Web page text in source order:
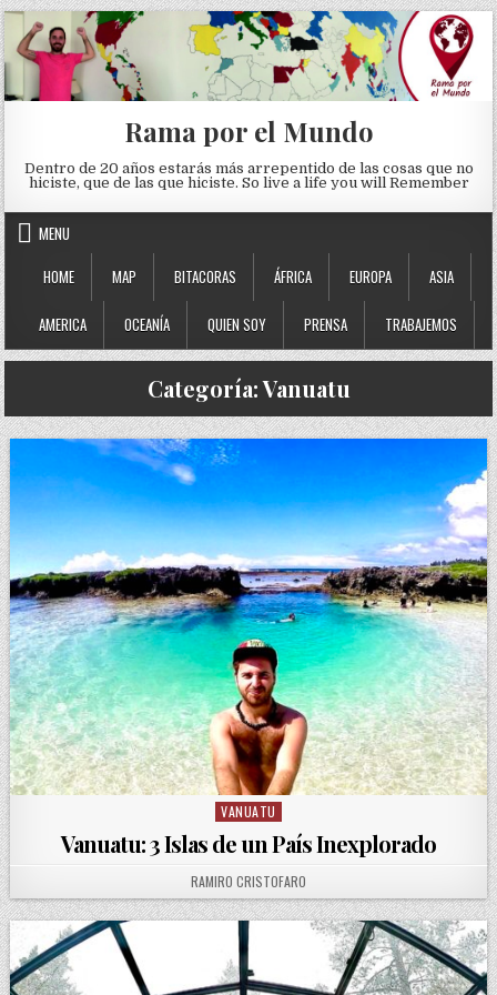
Skip to content
Rama por el Mundo
Dentro de 20 años estarás más arrepentido de las cosas que no
hiciste, que de las que hiciste. So live a life you will Remember
MENU
HOME
MAP BITACORAS ÁFRICA EUROPA ASIA
AMERICA OCEANÍA QUIEN SOY PRENSA TRABAJEMOS
Categoría:Vanuatu
Posted in
VANUATU
Vanuatu: 3 Islas de un País Inexplorado
AUTHOR:
RAMIRO CRISTOFARO